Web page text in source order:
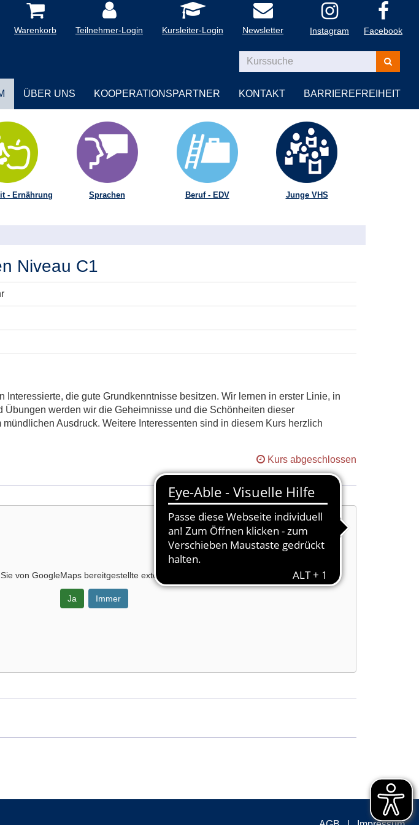
Warenkorb Teilnehmer-Login Kursleiter-Login Newsletter Instagram Facebook
Kurse
suchen
ÜBER UNS KOOPERATIONSPARTNER KONTAKT BARRIEREFREIHEIT
- Ernährung Sprachen Beruf - EDV Junge VHS
Niveau C1
die gute Grundkenntnisse besitzen. Wir lernen in erster Linie, in
werden wir die Geheimnisse und die Schönheiten dieser
Ausdruck. Weitere Interessenten sind in diesem Kurs herzlich
Kurs abgeschlossen
vonGoogleMaps bereitgestellte externe Inhalte laden?
Ja Immer